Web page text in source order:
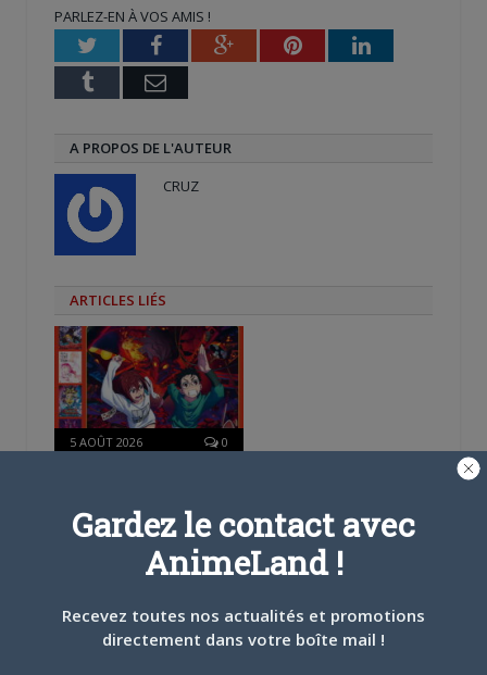
fenêtre) fenêtre) nouvelle
fenêtre)
PARLEZ-EN À VOS AMIS !
TwitterFacebookGoogle+PinterestLinkedIn
Tumblr Email
A PROPOS DE L'AUTEUR
CRUZ
ARTICLES LIÉS
5 AOÛT 2026 0
disponible !
Gardez le contact avec
AnimeLand !
Recevez toutes nos actualités et promotions
directement dans votre boîte mail !